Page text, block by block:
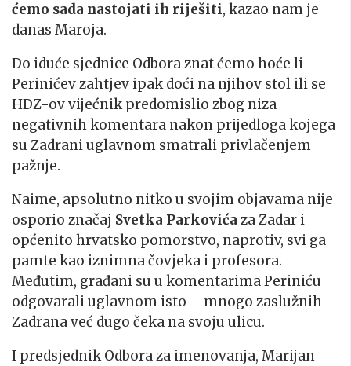
ćemo sada nastojati ih riješiti, kazao nam je
danas Maroja.
Do iduće sjednice Odbora znat ćemo hoće li
Perinićev zahtjev ipak doći na njihov stol ili se
HDZ-ov vijećnik predomislio zbog niza
negativnih komentara nakon prijedloga kojega
su Zadrani uglavnom smatrali privlačenjem
pažnje.
Naime, apsolutno nitko u svojim objavama nije
osporio značaj Svetka Parkovića za Zadar i
općenito hrvatsko pomorstvo, naprotiv, svi ga
pamte kao iznimna čovjeka i profesora.
Međutim, građani su u komentarima Periniću
odgovarali uglavnom isto – mnogo zaslužnih
Zadrana već dugo čeka na svoju ulicu.
I predsjednik Odbora za imenovanja, Marijan